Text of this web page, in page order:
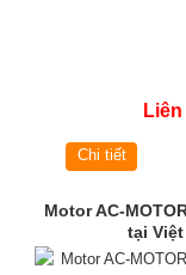
Chi tiết
Motor AC-
tại Việt